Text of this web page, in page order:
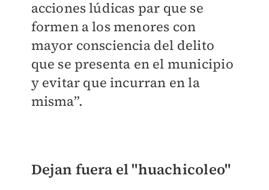
acciones lúdicas par que se
formen a los menores con
mayor consciencia del delito
que se presenta en el municipio
y evitar que incurran en la
misma”.
Dejan fuera el "huachicoleo"